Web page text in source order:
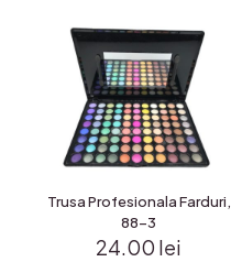
Trusa Profesionala Farduri,
88-3
24.00 lei